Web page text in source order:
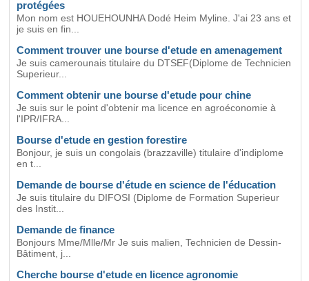
protégées
Mon nom est HOUEHOUNHA Dodé Heim Myline. J'ai 23 ans et
je suis en fin...
Comment trouver une bourse d'etude en amenagement
Je suis camerounais titulaire du DTSEF(Diplome de Technicien
Superieur...
Comment obtenir une bourse d'etude pour chine
Je suis sur le point d'obtenir ma licence en agroéconomie à
l'IPR/IFRA...
Bourse d'etude en gestion forestire
Bonjour, je suis un congolais (brazzaville) titulaire d'indiplome
en t...
Demande de bourse d'étude en science de l'éducation
Je suis titulaire du DIFOSI (Diplome de Formation Superieur
des Instit...
Demande de finance
Bonjours Mme/Mlle/Mr Je suis malien, Technicien de Dessin-
Bâtiment, j...
Cherche bourse d'etude en licence agronomie